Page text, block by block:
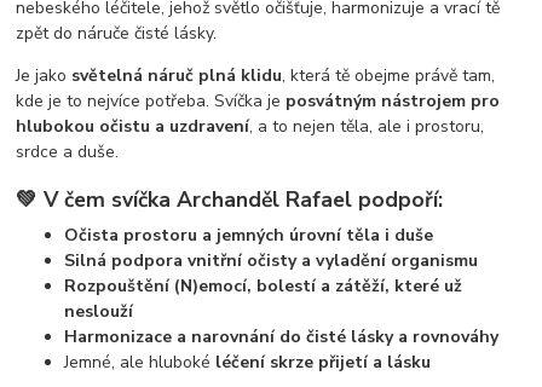
nebeského léčitele, jehož světlo očišťuje, harmonizuje a vrací tě
zpět do náruče čisté lásky.
Je jako světelná náruč plná klidu, která tě obejme právě tam,
kde je to nejvíce potřeba. Svíčka je posvátným nástrojem pro
hlubokou očistu a uzdravení, a to nejen těla, ale i prostoru,
srdce a duše.
💚 V čem svíčka Archanděl Rafael podpoří:
Očista prostoru a jemných úrovní těla i duše
Silná podpora vnitřní očisty a vyladění organismu
Rozpouštění (N)emocí, bolestí a zátěží, které už
neslouží
Harmonizace a narovnání do čisté lásky a rovnováhy
Jemné, ale hluboké léčení skrze přijetí a lásku